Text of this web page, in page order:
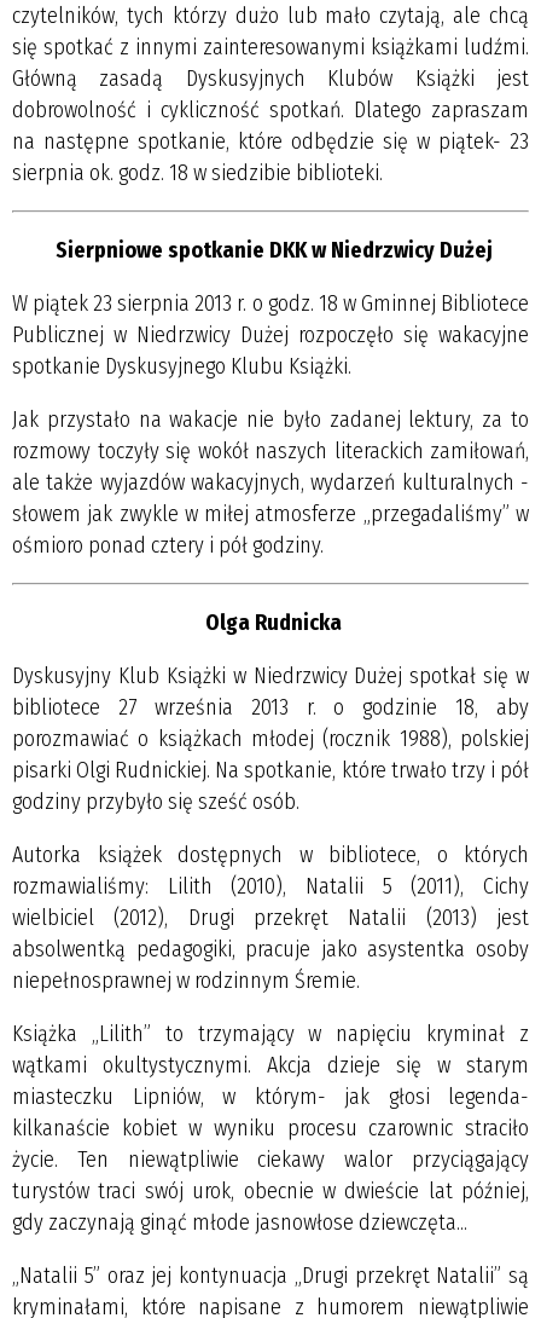
czytelników, tych którzy dużo lub mało czytają, ale chcą
się spotkać z innymi zainteresowanymi książkami ludźmi.
Główną zasadą Dyskusyjnych Klubów Książki jest
dobrowolność i cykliczność spotkań. Dlatego zapraszam
na następne spotkanie, które odbędzie się w piątek- 23
sierpnia ok. godz. 18 w siedzibie biblioteki.
Sierpniowe spotkanie DKK w Niedrzwicy Dużej
W piątek 23 sierpnia 2013 r. o godz. 18 w Gminnej Bibliotece
Publicznej w Niedrzwicy Dużej rozpoczęło się wakacyjne
spotkanie Dyskusyjnego Klubu Książki.
Jak przystało na wakacje nie było zadanej lektury, za to
rozmowy toczyły się wokół naszych literackich zamiłowań,
ale także wyjazdów wakacyjnych, wydarzeń kulturalnych -
słowem jak zwykle w miłej atmosferze „przegadaliśmy” w
ośmioro ponad cztery i pół godziny.
Olga Rudnicka
Dyskusyjny Klub Książki w Niedrzwicy Dużej spotkał się w
bibliotece 27 września 2013 r. o godzinie 18, aby
porozmawiać o książkach młodej (rocznik 1988), polskiej
pisarki Olgi Rudnickiej. Na spotkanie, które trwało trzy i pół
godziny przybyło się sześć osób.
Autorka książek dostępnych w bibliotece, o których
rozmawialiśmy: Lilith (2010), Natalii 5 (2011), Cichy
wielbiciel (2012), Drugi przekręt Natalii (2013) jest
absolwentką pedagogiki, pracuje jako asystentka osoby
niepełnosprawnej w rodzinnym Śremie.
Książka „Lilith” to trzymający w napięciu kryminał z
wątkami okultystycznymi. Akcja dzieje się w starym
miasteczku Lipniów, w którym- jak głosi legenda-
kilkanaście kobiet w wyniku procesu czarownic straciło
życie. Ten niewątpliwie ciekawy walor przyciągający
turystów traci swój urok, obecnie w dwieście lat później,
gdy zaczynają ginąć młode jasnowłose dziewczęta...
„Natalii 5” oraz jej kontynuacja „Drugi przekręt Natalii” są
kryminałami, które napisane z humorem niewątpliwie